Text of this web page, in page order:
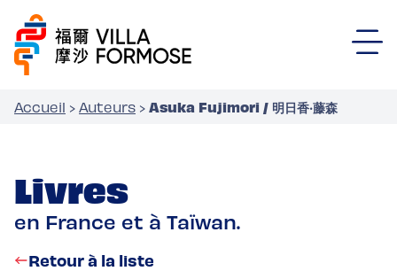
Accueil › Auteurs › Asuka Fujimori / 明日香‧藤森
Livres
en France et à Taïwan.
Retour à la liste